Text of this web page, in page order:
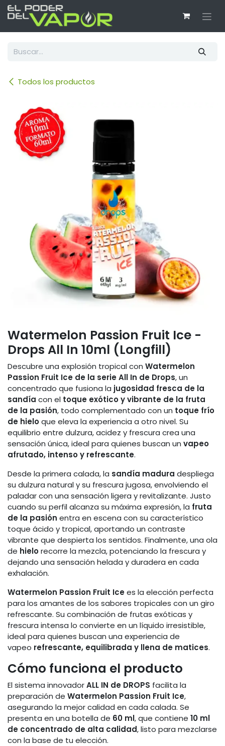
Ir al contenido
Todos los productos
Watermelon Passion Fruit Ice -
Drops All In 10ml (Longfill)
Descubre una explosión tropical con Watermelon
Passion Fruit Ice de la serie All In de Drops, un
concentrado que fusiona la jugosidad fresca de la
sandía con el toque exótico y vibrante de la fruta
de la pasión, todo complementado con un toque frío
de hieloque eleva la experiencia a otro nivel. Su
equilibrio entre dulzura, acidez y frescura crea una
sensación única, ideal para quienes buscan un vapeo
afrutado, intenso y refrescante.
Desde la primera calada, la sandía madura despliega
su dulzura natural y su frescura jugosa, envolviendo el
paladar con una sensación ligera y revitalizante. Justo
cuando su perfil alcanza su máxima expresión, la fruta
de la pasión entra en escena con su característico
toque ácido y tropical, aportando un contraste
vibrante que despierta los sentidos. Finalmente, una ola
de hielorecorre la mezcla, potenciando la frescura y
dejando una sensación helada y duradera en cada
exhalación.
Watermelon Passion Fruit Icees la elección perfecta
para los amantes de los sabores tropicales con un giro
refrescante. Su combinación de frutas exóticas y
frescura intensa lo convierte en un líquido irresistible,
ideal para quienes buscan una experiencia de
vapeo refrescante, equilibrada y llena de matices.
Cómo funciona el producto
El sistema innovadorALL IN de DROPS facilita la
preparación de Watermelon Passion Fruit Ice,
asegurando la mejor calidad en cada calada. Se
presenta en una botella de 60 ml, que contiene 10 ml
de concentrado de alta calidad, listo para mezclarse
con la base de tu elección.